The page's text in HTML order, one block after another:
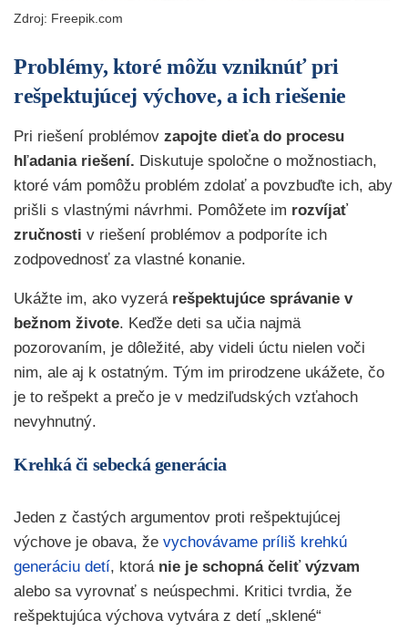
Zdroj: Freepik.com
Problémy, ktoré môžu vzniknúť pri
rešpektujúcej výchove, a ich riešenie
Pri riešení problémov zapojte dieťa do procesu
hľadania riešení. Diskutuje spoločne o možnostiach,
ktoré vám pomôžu problém zdolať a povzbuďte ich, aby
prišli s vlastnými návrhmi. Pomôžete im rozvíjať
zručnosti v riešení problémov a podporíte ich
zodpovednosť za vlastné konanie.
Ukážte im, ako vyzerá rešpektujúce správanie v
bežnom živote. Keďže deti sa učia najmä
pozorovaním, je dôležité, aby videli úctu nielen voči
nim, ale aj k ostatným. Tým im prirodzene ukážete, čo
je to rešpekt a prečo je v medziľudských vzťahoch
nevyhnutný.
Krehká či sebecká generácia
Jeden z častých argumentov proti rešpektujúcej
výchove je obava, že vychovávame príliš krehkú
generáciu detí, ktorá nie je schopná čeliť výzvam
alebo sa vyrovnať s neúspechmi. Kritici tvrdia, že
rešpektujúca výchova vytvára z detí „sklené“